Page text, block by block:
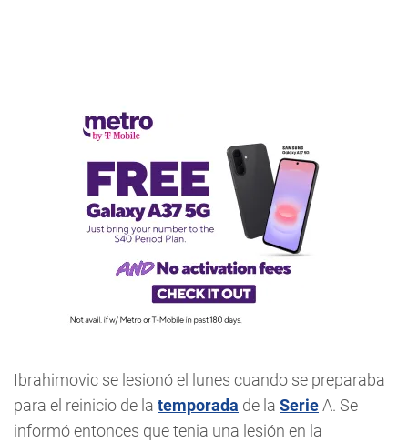
Ibrahimovic se lesionó el lunes cuando se preparaba
para el reinicio de la temporada de la SerieA. Se
informó entonces que tenia una lesión en la